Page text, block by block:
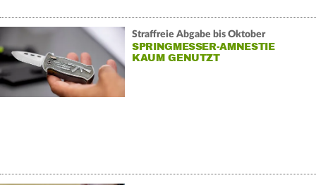
Straffreie Abgabe bis Oktober
SPRINGMESSER-AMNESTIE
KAUM GENUTZT